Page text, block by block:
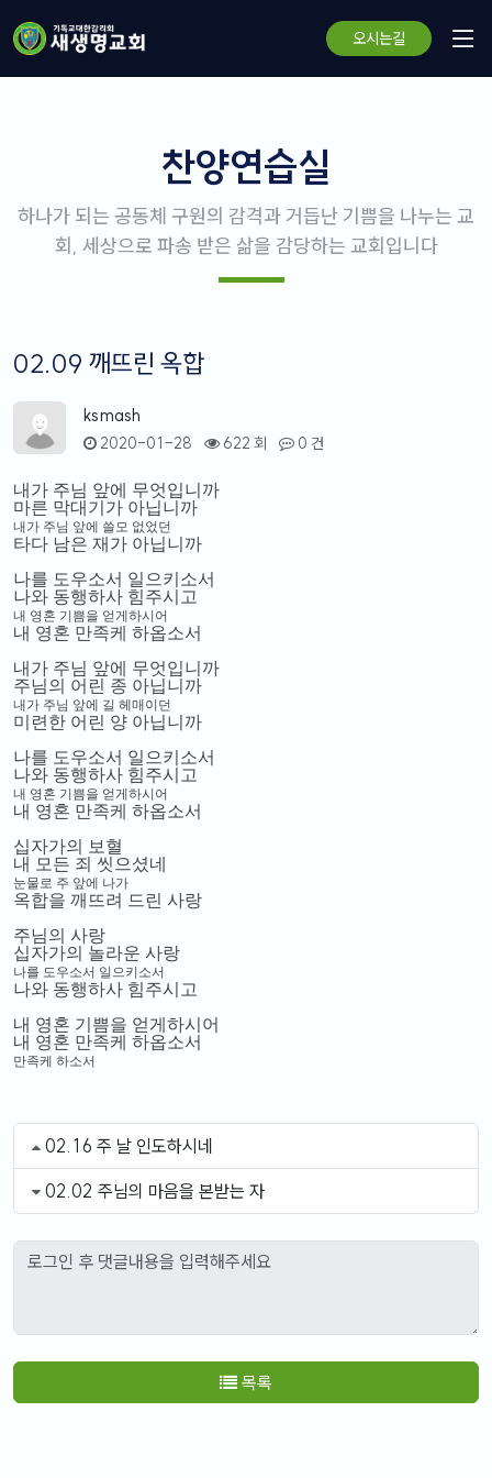
오시는길
찬양연습실
하나가 되는 공동체 구원의 감격과 거듭난 기쁨을 나누는 교
회, 세상으로 파송 받은 삶을 감당하는 교회입니다
02.09 깨뜨린 옥합
ksmash
2020-01-28 622 회 0 건
내가 주님 앞에 무엇입니까
마른 막대기가 아닙니까
내가 주님 앞에 쓸모 없었던
타다 남은 재가 아닙니까
나를 도우소서 일으키소서
나와 동행하사 힘주시고
내 영혼 기쁨을 얻게하시어
내 영혼 만족케 하옵소서
내가 주님 앞에 무엇입니까
주님의 어린 종 아닙니까
내가 주님 앞에 길 헤매이던
미련한 어린 양 아닙니까
나를 도우소서 일으키소서
나와 동행하사 힘주시고
내 영혼 기쁨을 얻게하시어
내 영혼 만족케 하옵소서
십자가의 보혈
내 모든 죄 씻으셨네
눈물로 주 앞에 나가
옥합을 깨뜨려 드린 사랑
주님의 사랑
십자가의 놀라운 사랑
나를 도우소서 일으키소서
나와 동행하사 힘주시고
내 영혼 기쁨을 얻게하시어
내 영혼 만족케 하옵소서
만족케 하소서
02.16 주 날 인도하시네
02.02 주님의 마음을 본받는 자
목록